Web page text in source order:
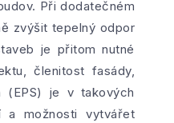
Při dodatečném
zvýšit tepelný odpor
je přitom nutné
členitost fasády,
(EPS) je v takových
a možnosti vytvářet